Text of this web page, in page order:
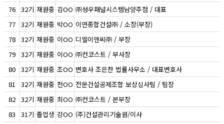
76 32기 재원중 김OO ㈜성우패널시스템남양주점 / 대표
77 32기 재원중 박OO 이연종합건설㈜ / 소장(부장)
78 32기 재원중 이OO 디엘이앤씨㈜ / 부장
79 32기 재원중 이OO ㈜컨코스트 / 부사장
80 32기 재원중 조OO 변호사 조은찬 법률사무소 / 대표변호사
81
32기 재원중 천OO 전문건설공제조합 보상심사팀 / 팀장
82 32기 재원중 최OO ㈜컨코스트 / 본부장
83
31기 졸업생 강OO (주)건설관리기술원/이사